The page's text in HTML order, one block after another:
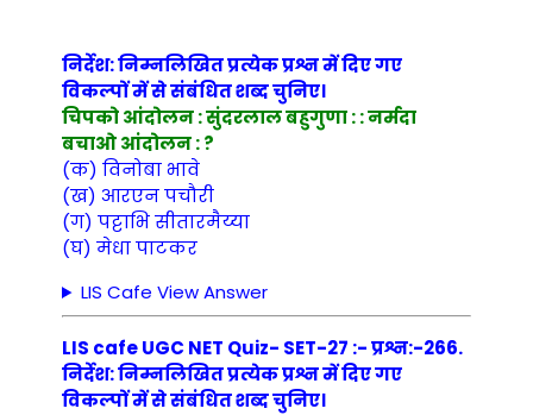
निर्देश: निम्नलिखित प्रत्येक प्रश्न में दिए गए
विकल्पों में से संबंधित शब्द चुनिए।
चिपको आंदोलन : सुंदरलाल बहुगुणा : : नर्मदा
बचाओ आंदोलन : ?
(क) विनोबा भावे
(ख) आरएन पचौरी
(ग) पट्टाभि सीतारमैय्या
(घ) मेधा पाटकर
LIS Cafe View Answer
LIS cafe UGC NET Quiz- SET-27 :- प्रश्न:-266.
निर्देश: निम्नलिखित प्रत्येक प्रश्न में दिए गए
विकल्पों में से संबंधित शब्द चुनिए।